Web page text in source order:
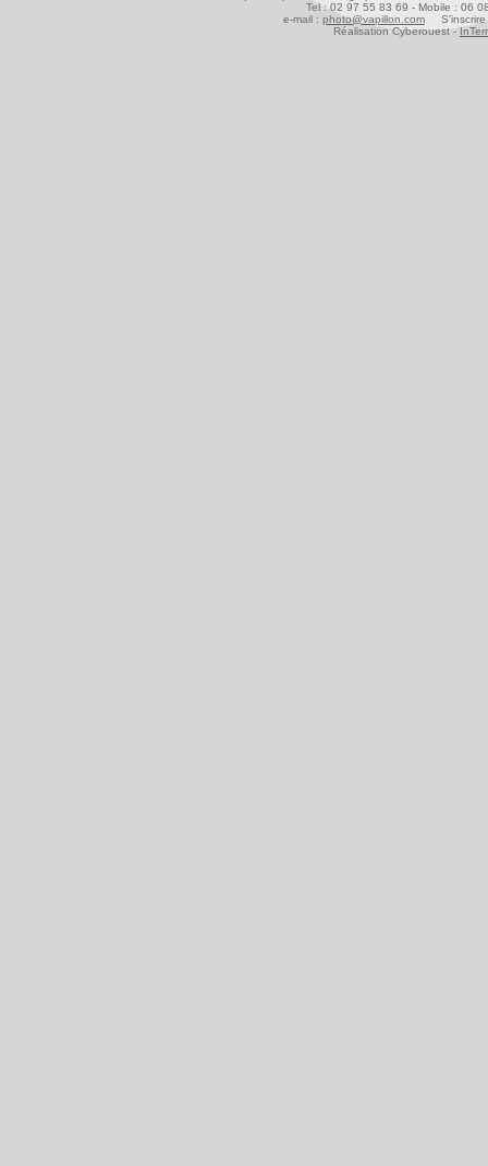
Tel : 02 97 55 83 69 - Mobile : 06
e-mail : photo@vapillon.com S'inscrire
Réalisation Cyberouest -